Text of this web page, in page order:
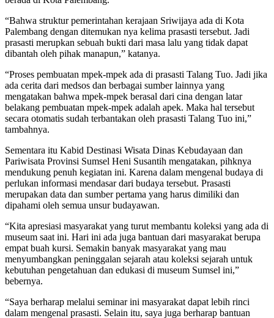
“Bahwa struktur pemerintahan kerajaan Sriwijaya ada di Kota
Palembang dengan ditemukan nya kelima prasasti tersebut. Jadi
prasasti merupkan sebuah bukti dari masa lalu yang tidak dapat
dibantah oleh pihak manapun,” katanya.
“Proses pembuatan mpek-mpek ada di prasasti Talang Tuo. Jadi jika
ada cerita dari medsos dan berbagai sumber lainnya yang
mengatakan bahwa mpek-mpek berasal dari cina dengan latar
belakang pembuatan mpek-mpek adalah apek. Maka hal tersebut
secara otomatis sudah terbantakan oleh prasasti Talang Tuo ini,”
tambahnya.
Sementara itu Kabid Destinasi Wisata Dinas Kebudayaan dan
Pariwisata Provinsi Sumsel Heni Susantih mengatakan, pihknya
mendukung penuh kegiatan ini. Karena dalam mengenal budaya di
perlukan informasi mendasar dari budaya tersebut. Prasasti
merupakan data dan sumber pertama yang harus dimiliki dan
dipahami oleh semua unsur budayawan.
“Kita apresiasi masyarakat yang turut membantu koleksi yang ada di
museum saat ini. Hari ini ada juga bantuan dari masyarakat berupa
empat buah kursi. Semakin banyak masyarakat yang mau
menyumbangkan peninggalan sejarah atau koleksi sejarah untuk
kebutuhan pengetahuan dan edukasi di museum Sumsel ini,”
bebernya.
“Saya berharap melalui seminar ini masyarakat dapat lebih rinci
dalam mengenal prasasti. Selain itu, saya juga berharap bantuan